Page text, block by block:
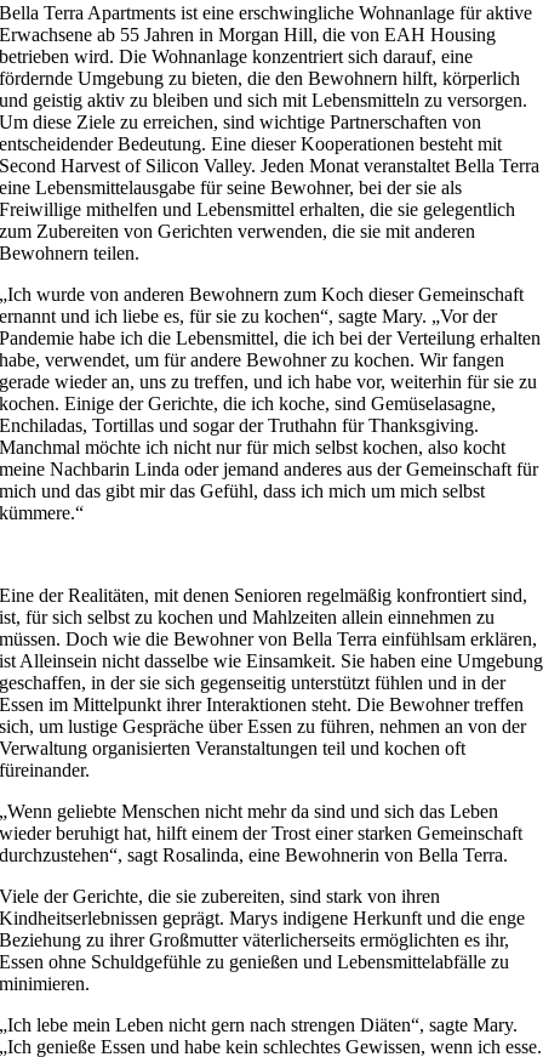
Bella Terra Apartments ist eine erschwingliche Wohnanlage für aktive
Erwachsene ab 55 Jahren in Morgan Hill, die von EAH Housing
betrieben wird. Die Wohnanlage konzentriert sich darauf, eine
fördernde Umgebung zu bieten, die den Bewohnern hilft, körperlich
und geistig aktiv zu bleiben und sich mit Lebensmitteln zu versorgen.
Um diese Ziele zu erreichen, sind wichtige Partnerschaften von
entscheidender Bedeutung. Eine dieser Kooperationen besteht mit
Second Harvest of Silicon Valley. Jeden Monat veranstaltet Bella Terra
eine Lebensmittelausgabe für seine Bewohner, bei der sie als
Freiwillige mithelfen und Lebensmittel erhalten, die sie gelegentlich
zum Zubereiten von Gerichten verwenden, die sie mit anderen
Bewohnern teilen.
„Ich wurde von anderen Bewohnern zum Koch dieser Gemeinschaft
ernannt und ich liebe es, für sie zu kochen“, sagte Mary. „Vor der
Pandemie habe ich die Lebensmittel, die ich bei der Verteilung erhalten
habe, verwendet, um für andere Bewohner zu kochen. Wir fangen
gerade wieder an, uns zu treffen, und ich habe vor, weiterhin für sie zu
kochen. Einige der Gerichte, die ich koche, sind Gemüselasagne,
Enchiladas, Tortillas und sogar der Truthahn für Thanksgiving.
Manchmal möchte ich nicht nur für mich selbst kochen, also kocht
meine Nachbarin Linda oder jemand anderes aus der Gemeinschaft für
mich und das gibt mir das Gefühl, dass ich mich um mich selbst
kümmere.“
Eine der Realitäten, mit denen Senioren regelmäßig konfrontiert sind,
ist, für sich selbst zu kochen und Mahlzeiten allein einnehmen zu
müssen. Doch wie die Bewohner von Bella Terra einfühlsam erklären,
ist Alleinsein nicht dasselbe wie Einsamkeit. Sie haben eine Umgebung
geschaffen, in der sie sich gegenseitig unterstützt fühlen und in der
Essen im Mittelpunkt ihrer Interaktionen steht. Die Bewohner treffen
sich, um lustige Gespräche über Essen zu führen, nehmen an von der
Verwaltung organisierten Veranstaltungen teil und kochen oft
füreinander.
„Wenn geliebte Menschen nicht mehr da sind und sich das Leben
wieder beruhigt hat, hilft einem der Trost einer starken Gemeinschaft
durchzustehen“, sagt Rosalinda, eine Bewohnerin von Bella Terra.
Viele der Gerichte, die sie zubereiten, sind stark von ihren
Kindheitserlebnissen geprägt. Marys indigene Herkunft und die enge
Beziehung zu ihrer Großmutter väterlicherseits ermöglichten es ihr,
Essen ohne Schuldgefühle zu genießen und Lebensmittelabfälle zu
minimieren.
„Ich lebe mein Leben nicht gern nach strengen Diäten“, sagte Mary.
„Ich genieße Essen und habe kein schlechtes Gewissen, wenn ich esse.